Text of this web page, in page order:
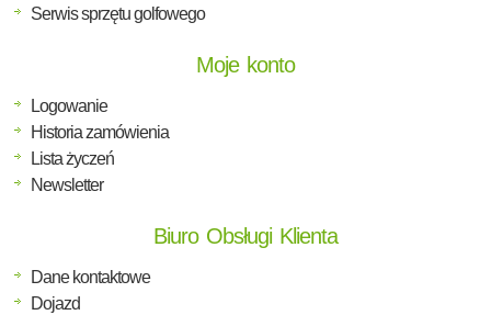
Serwis sprzętu golfowego
Moje konto
Logowanie
Historia zamówienia
Lista życzeń
Newsletter
Biuro Obsługi Klienta
Dane kontaktowe
Dojazd